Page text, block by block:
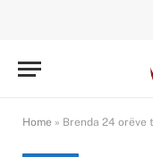
Home » Brenda 24 orëve të fundit